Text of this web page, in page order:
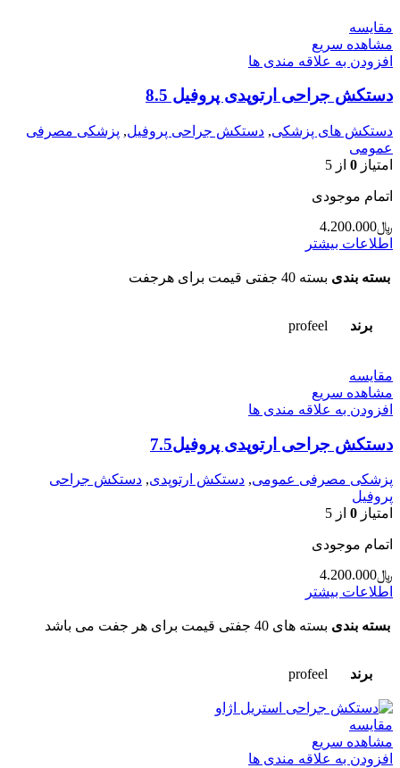
مقایسه
مشاهده سریع
افزودن به علاقه مندی ها
دستکش جراحی ارتوپدی پروفیل 8.5
دستکش های پزشکی, دستکش جراحی پروفیل, پزشکی مصرفی
عمومی
امتیاز 0 از 5
اتمام موجودی
﷼4.200.000
اطلاعات بیشتر
بسته بندی بسته 40 جفتی قیمت برای هرجفت
برند profeel
مقایسه
مشاهده سریع
افزودن به علاقه مندی ها
دستکش جراحی ارتوپدی پروفیل7.5
پزشکی مصرفی عمومی, دستکش ارتوپدی, دستکش جراحی
پروفیل
امتیاز 0 از 5
اتمام موجودی
﷼4.200.000
اطلاعات بیشتر
بسته بندی بسته های 40 جفتی قیمت برای هر جفت می باشد
برند profeel
مقایسه
مشاهده سریع
افزودن به علاقه مندی ها